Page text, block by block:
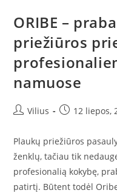
Dalis
ORIBE –
priežiūros
namuose
PostVilius
Post12 liepos,
Plaukų priežiūros
ženklų, tačiau tik
profesionalią kokybę,
patirtį. Būtent todėl